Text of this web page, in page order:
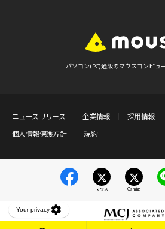
パソコン(PC)通販のマウスコンピュ
ニュースリリース 企業情報
採用情報
個人情報保護方針
規約
マウス Gaming